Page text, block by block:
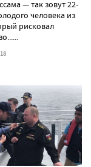
— так зовут 22-
человека из
рисковал